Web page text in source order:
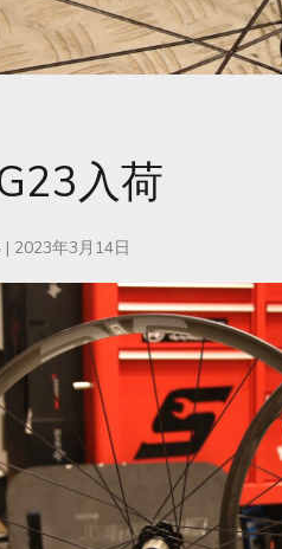
入荷
| 2023年3月14日